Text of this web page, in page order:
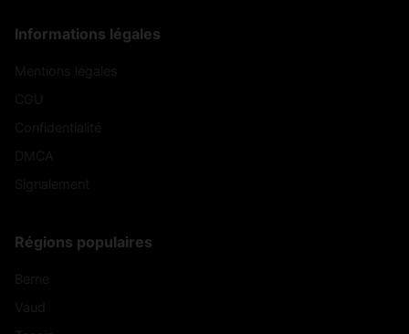
Informations légales
Régions populaires